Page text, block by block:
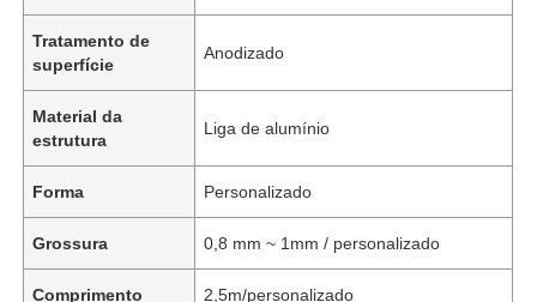
Tratamento de
superfície
Anodizado
Material da
estrutura
Liga de alumínio
Forma Personalizado
Grossura 0,8 mm ~ 1mm / personalizado
Comprimento 2,5m/personalizado